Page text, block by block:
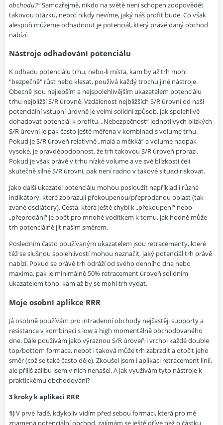
obchodu?“Samozřejmě, nikdo na světě není schopen zodpovědět
takovou otázku, neboť nikdy nevíme, jaký náš profit bude. Co však
alespoň můžeme odhadnout je potenciál, který právě daný obchod
nabízí.
Nástroje odhadování potenciálu
K odhadu potenciálu trhu, nebo-li místa, kam by až trh mohl
"bezpečně" růst nebo klesat, používá každý trochu jiné nástroje.
Obecně jsou nejlepším a nejspolehlivějším ukazatelem potenciálu
trhu nejbližší S/R úrovně. Vzdálenost nejbližších S/R úrovní od naší
potenciální vstupní úrovně je velmi solidní způsob, jak spolehlivě
dohadovat potenciál k profitu. „Nebezpečnost“ jednotlivých blízkých
S/R úrovní je pak často ještě měřena v kombinaci s volume trhu.
Pokud je S/R úroveň relativně „malá a měkká“ a volume naopak
vysoké, je pravděpodobnost, že trh takovou S/R úroveň prorazí.
Pokud je však právě v trhu nízké volume a ve své blízkosti čelí
skutečně silné S/R úrovni, pak není radno v takové situaci riskovat.
Jako další ukazatel potenciálu mohou posloužit například i různé
indikátory, které zobrazují překoupenou/přeprodanou oblast (tak
zvané oscilátory). Cesta, která ještě chybí k „překoupení“ nebo
„přeprodání“ je opět pro mnohé vodítkem k tomu, jak hodně může
trh potenciálně jít naším směrem.
Posledním často používaným ukazatelem jsou retracementy, které
též se slušnou spolehlivostí mohou naznačit, jaký potenciál trh právě
nabízí. Pokud se právě trh odráží od svého denního dna nebo
maxima, pak je minimálně 50% retracement úroveň solidním
ukazatelem toho, kam až by se mohl trh vydat.
Moje osobní aplikce RRR
Já osobně používám pro intradenní obchody nejčastěji supporty a
resistance v kombinaci s low a high momentálně obchodovaného
dne. Dále používám jako výraznou S/R úroveň i vrchol každé double
top/bottom formace, neboť i taková může trh zabrzdit a otočit jeho
směr (což se také často děje). Zkoušel jsem i aplikaci retracement linií,
ale příliš zálibu jsem v nich nenašel. A jak využívám tyto nástroje k
praktickému obchodování?
3 kroky k aplikaci RRR
1)V prvé řadě, kdykoliv vidím před sebou formaci, která pro mě
znamená potenciální obchod, zajímám se ještě dříve než o částku